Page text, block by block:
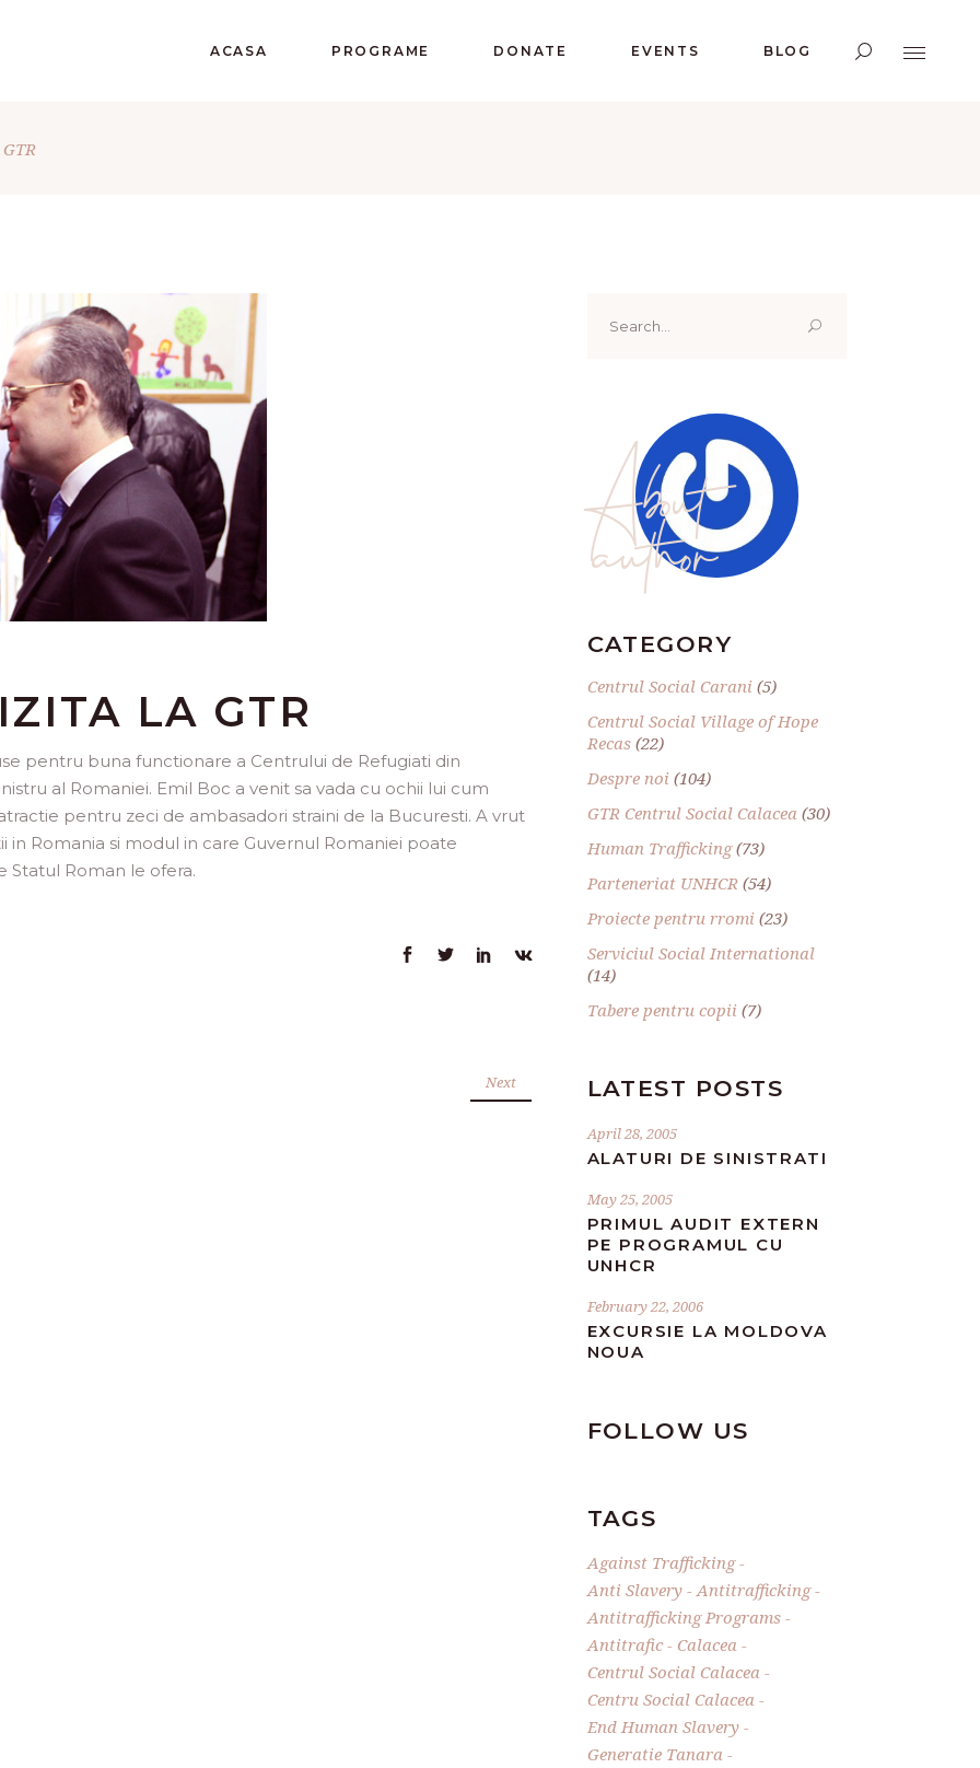
ACASA PROGRAME DONATE EVENTS BLOG
LA GTR
pentru buna functionare a Centrului de Refugiati din
al Romaniei. Emil Boc a venit sa vada cu ochii lui cum
pentru zeci de ambasadori straini de la Bucuresti. A vrut
in Romania si modul in care Guvernul Romaniei poate
Statul Roman le ofera.
Next
for:
About
author
CATEGORY
Centrul Social Carani (5)
Centrul Social Village of Hope
Recas(22)
Despre noi (104)
GTR Centrul Social Calacea (30)
Human Trafficking(73)
Parteneriat UNHCR(54)
Proiecte pentru rromi (23)
Serviciul Social International
(14)
Tabere pentru copii (7)
LATEST POSTS
April 28, 2005
ALATURI DE SINISTRATI
May 25, 2005
PRIMUL AUDIT EXTERN
PE PROGRAMUL CU
UNHCR
February 22, 2006
EXCURSIE LA MOLDOVA
NOUA
FOLLOW US
TAGS
Against Trafficking
Anti Slavery
Antitrafficking
Antitrafficking Programs
Antitrafic
Calacea
Centrul Social Calacea
Centru Social Calacea
End Human Slavery
Generatie Tanara